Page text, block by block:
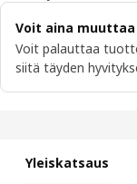
Voit aina
Voit palauttaa
siitä täyden
Yleiskatsaus